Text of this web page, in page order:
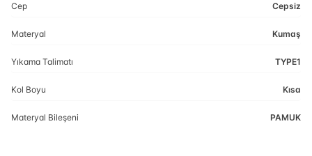
Cep Cepsiz
Materyal Kumaş
Yıkama Talimatı TYPE1
Kol Boyu Kısa
Materyal Bileşeni PAMUK